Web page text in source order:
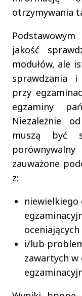
otrzymywania
jakość
modułów, ale
sprawdzania
przy
egzaminy
Niezależnie
muszą być
zauważone
z:
niewielkiego
i/lub
zawartych